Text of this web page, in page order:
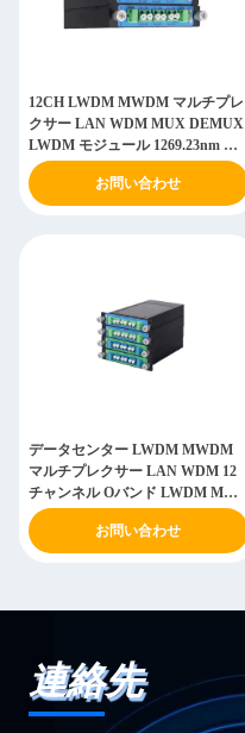
12CH LWDM MWDM マルチプレ
クサー LAN WDM MUX DEMUX
LWDM モジュール 1269.23nm か
ら 1318.35nm
お問い合わせ
データセンター LWDM MWDM
マルチプレクサー LAN WDM 12
チャンネル Oバンド LWDM MUX
DEMUX
お問い合わせ
連絡先